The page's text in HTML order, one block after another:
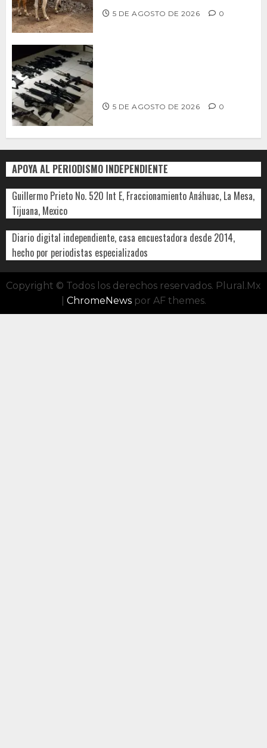
5 DE AGOSTO DE 2026 0
5 DE AGOSTO DE 2026 0
APOYA AL PERIODISMO INDEPENDIENTE
Guillermo Prieto No. 520 Int E, Fraccionamiento Anáhuac, La Mesa,
Tijuana, Mexico
Diario digital independiente, casa encuestadora desde 2014,
hecho por periodistas especializados
Copyright © Todos los derechos reservados. Plural.Mx
ChromeNewspor AF themes.